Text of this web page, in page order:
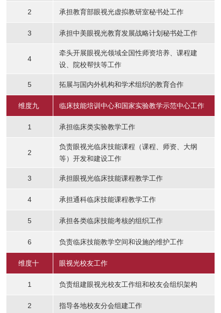
2 承担教育部眼视光虚拟教研室秘书处工作
3 承担中美眼视光教育发展战略计划秘书处工作
4
牵头开展眼视光领域全国性师资培养、课程建
设、院校帮扶等工作
5 拓展与国内外机构和学术组织的教育合作
维度九 临床技能培训中心和国家实验教学示范中心工作
1 承担临床类实验教学工作
2
负责眼视光临床技能课程（课程、师资、大纲
等）开发和建设工作
3 承担眼视光临床技能课程教学工作
4 承担通科临床技能课程教学工作
5 承担各类临床技能考核的组织工作
6 负责临床技能教学空间和设施的维护工作
维度十 眼视光校友工作
1 负责组建眼视光校友工作组和校友会组织架构
2 指导各地校友分会组建工作